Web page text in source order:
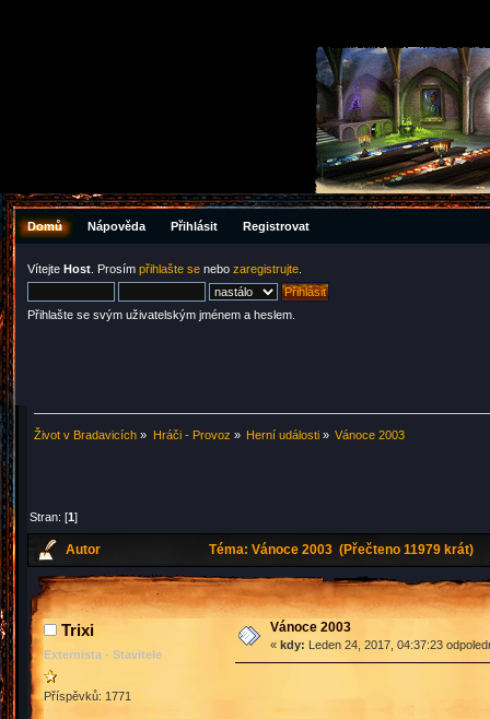
Domů Nápověda Přihlásit Registrovat
Vítejte Host . Prosím přihlašte se nebo zaregistrujte
Přihlašte se svým uživatelským jménem a heslem.
Život v Bradavicích » Hráči - Provoz » Herní události» Vánoce 2003
Stran: [1]
Autor Téma: Vánoce 2003 (Přečteno 11979 krát)
Trixi
Externista - Stavitele
Příspěvků: 1771
Vánoce 2003
« kdy: Leden 24, 2017, 04:37:23